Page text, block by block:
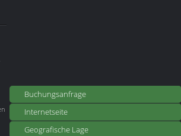
Buchungsanfrage
Internetseite
Geografische Lage